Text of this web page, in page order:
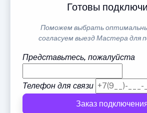
Готовы
Поможем выбрать
согласуем выезд Мастера для
Представьтесь, пожалуйста
Телефон для связи
Заказ